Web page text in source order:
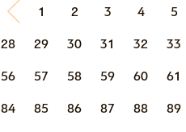
1 2 3 4 5
28 29 30 31 32 33
56 57 58 59 60 61
84 85 86 87 88 89